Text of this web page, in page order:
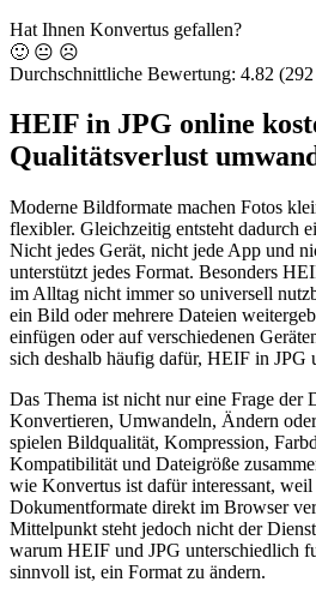
Hat Ihnen Konvertus gefallen?
🙂 😐 ☹️
Durchschnittliche Bewertung: 4.82
HEIF in JPG online
Qualitätsverlust
Moderne Bildformate machen Fotos
flexibler. Gleichzeitig entsteht dadurch
Nicht jedes Gerät, nicht jede App und
unterstützt jedes Format. Besonders
im Alltag nicht immer so universell
ein Bild oder mehrere Dateien
einfügen oder auf verschiedenen
sich deshalb häufig dafür, HEIF in JPG
Das Thema ist nicht nur eine Frage der
Konvertieren, Umwandeln, Ändern
spielen Bildqualität, Kompression,
Kompatibilität und Dateigröße
wie Konvertus ist dafür interessant,
Dokumentformate direkt im Browser
Mittelpunkt steht jedoch nicht der
warum HEIF und JPG unterschiedlich
sinnvoll ist, ein Format zu ändern.